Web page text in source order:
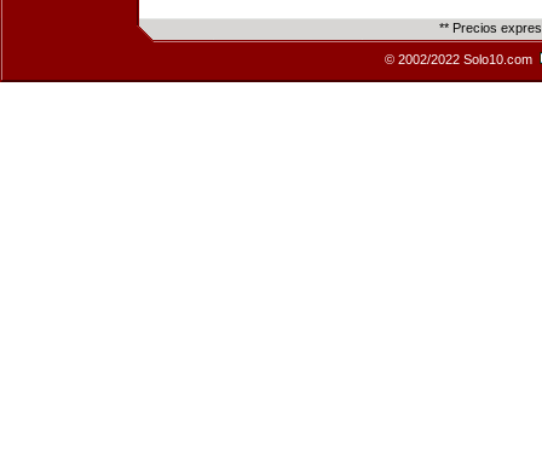
** Precios
© 2002/2022 Solo10.com